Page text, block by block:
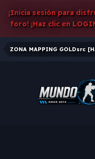
¡Inicia sesión para
foro! ¡Haz clic en